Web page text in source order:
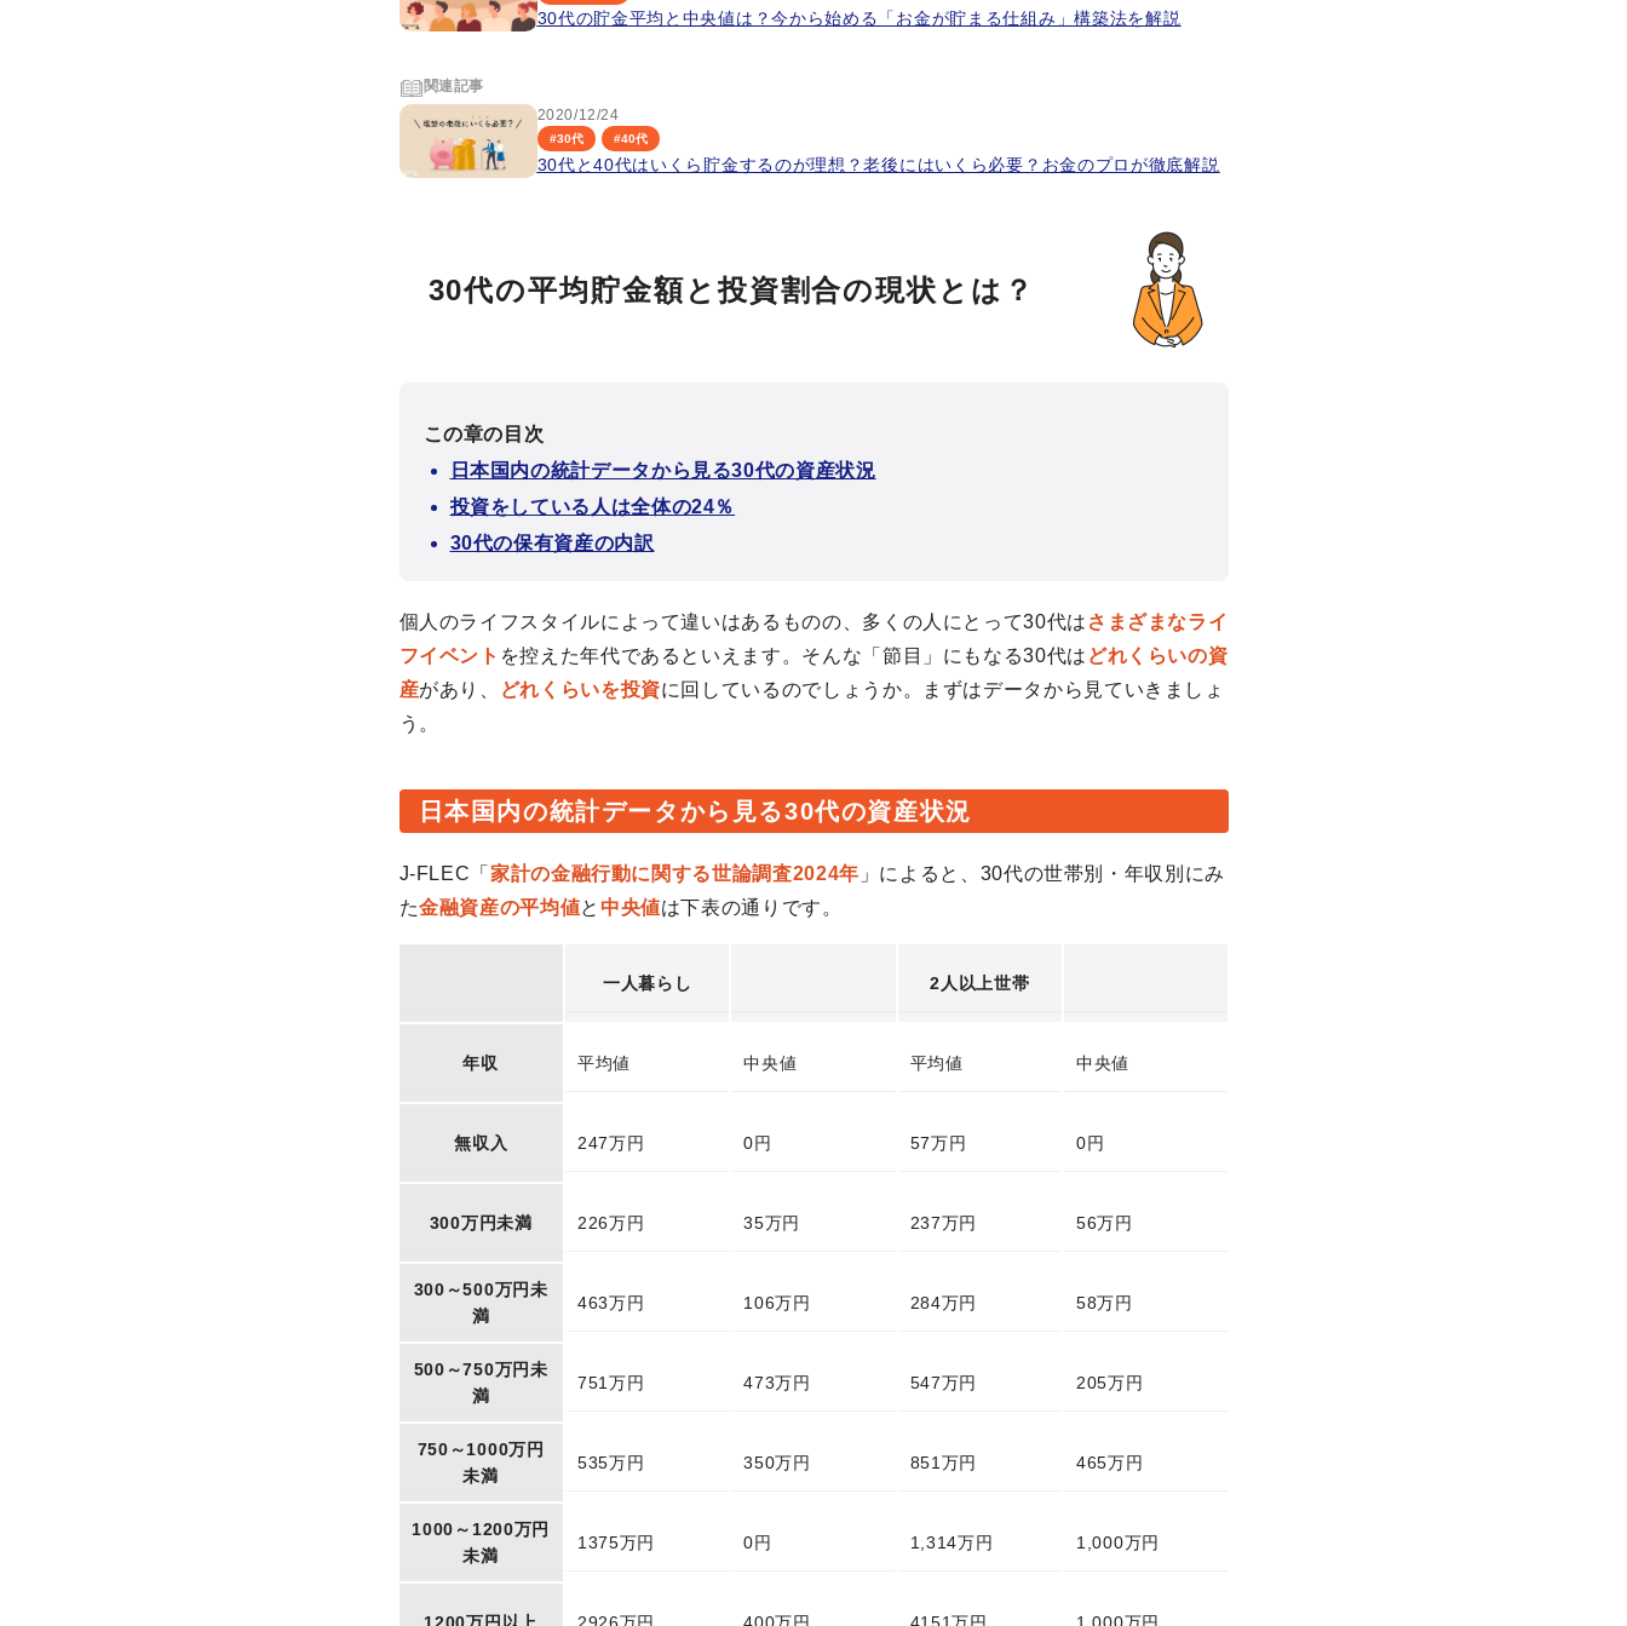
30代の貯金平均と中央値は？今から始める「お金が貯まる仕組み」構築法を解説
関連記事
2020/12/24
#30代 #40代
30代と40代はいくら貯金するのが理想？老後にはいくら必要？お金のプロが徹底解説
30代の平均貯金額と投資割合の現状とは？
この章の目次
日本国内の統計データから見る30代の資産状況
投資をしている人は全体の24％
30代の保有資産の内訳
個人のライフスタイルによって違いはあるものの、多くの人にとって30代は さまざまなライ
フイベント を控えた年代であるといえます。そんな「節目」にもなる30代は どれくらいの資
産があり、 どれくらいを投資に回しているのでしょうか。まずはデータから見ていきましょ
う。
日本国内の統計データから見る30代の資産状況
J-FLEC「 家計の金融行動に関する世論調査2024年 」によると、30代の世帯別・年収別にみ
た金融資産の平均値と 中央値は下表の通りです。
一人暮らし 2人以上世帯
年収 平均値 中央値 平均値 中央値
無収入 247万円 0円 57万円 0円
300万円未満 226万円 35万円 237万円 56万円
300～500万円未
満
463万円 106万円 284万円 58万円
500～750万円未
満
751万円 473万円 547万円 205万円
750～1000万円
未満
535万円 350万円 851万円 465万円
1000～1200万円
未満
1375万円 0円 1,314万円 1,000万円